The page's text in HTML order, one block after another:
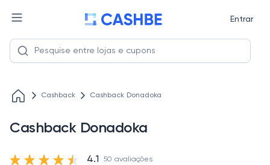
Entrar
Cashback Cashback Donadoka
Cashback Donadoka
4.1 50 avaliações